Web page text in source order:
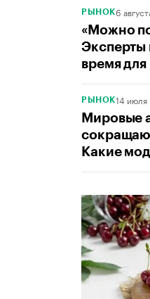
РЫНОК6
«Можно
Эксперты
время
РЫНОК14 июля
Мировые
Какие